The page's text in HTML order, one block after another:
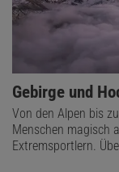
Gebirge und
Von den Alpen bis
Menschen magisch
Extremsportlern.